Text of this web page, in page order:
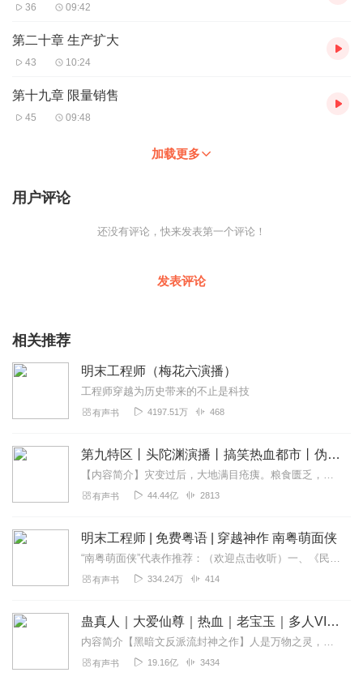
36 09:42
第二十章 生产扩大
43 10:24
第十九章 限量销售
45 09:48
加载更多
用户评论
还没有评论，快来发表第一个评论！
发表评论
相关推荐
明末工程师（梅花六演播）
工程师穿越为历史带来的不止是科技
有声书 4197.51万 468
第九特区丨头陀渊演播丨搞笑热血都市丨伪戒丨VIP免费多人有声剧
【内容简介】灾变过后，大地满目疮痍。粮食匮乏，资源紧俏，局势混乱……一位从待规划区杀出来的青年，背对着漫天黄沙，孤身来到九区谋生，却不曾想偶然结识三五好友，一念...
有声书 44.44亿 2813
明末工程师 | 免费粤语 | 穿越神作 南粤萌面侠
“南粤萌面侠”代表作推荐：（欢迎点击收听）一、《民国诡案录》，最新精品短篇标竿，电影剧场版体验！二、《诡墓秘藏》，零舍唔同的盗墓古仔！沉浸式粤语演播！三、《残袍...
有声书 334.24万 414
蛊真人｜大爱仙尊｜热血｜老宝玉｜多人VIP免费有声剧
内容简介【黑暗文反派流封神之作】人是万物之灵，蛊是天地真精。一个穿越者不断重生的故事。一个养蛊、炼蛊、用蛊的奇特世界。配音组（男角色）老宝玉旁白...
有声书 19.16亿 3434